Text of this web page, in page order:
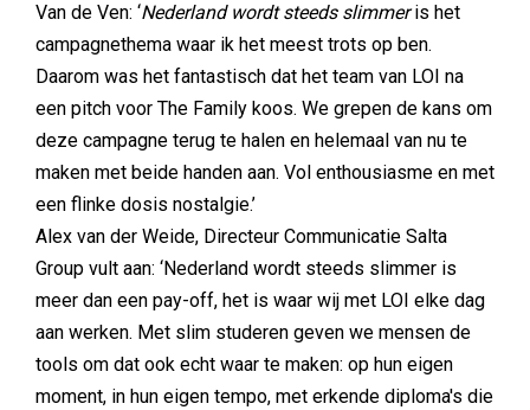
Van de Ven: ‘Nederland wordt steeds slimmeris het
campagnethema waar ik het meest trots op ben.
Daarom was het fantastisch dat het team van LOI na
een pitch voor The Family koos. We grepen de kans om
deze campagne terug te halen en helemaal van nu te
maken met beide handen aan. Vol enthousiasme en met
een flinke dosis nostalgie.’
Alex van der Weide, Directeur Communicatie Salta
Group vult aan: ‘Nederland wordt steeds slimmer is
meer dan een pay-off, het is waar wij met LOI elke dag
aan werken. Met slim studeren geven we mensen de
tools om dat ook echt waar te maken: op hun eigen
moment, in hun eigen tempo, met erkende diploma's die